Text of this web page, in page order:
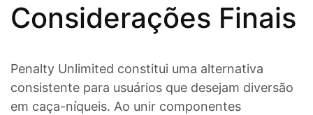
Considerações Finais
Penalty Unlimited constitui uma alternativa
consistente para usuários que desejam diversão
em caça-níqueis. Ao unir componentes